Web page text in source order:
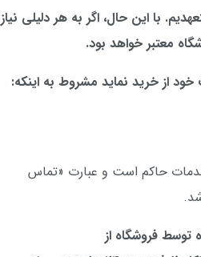
با این حال، اگر به هر دلیلی نیاز
معتبر خواهد بود.
حاکم است و عبارت «تماس
توسط فروشگاه از